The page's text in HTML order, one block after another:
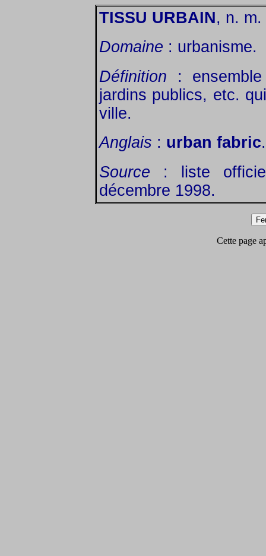
TISSU URBAIN, n. m.
Domaine : urbanisme.
Définition :
jardins publics, etc.
ville.
Anglais : urban fabric.
Source : liste
décembre 1998.
Cette page